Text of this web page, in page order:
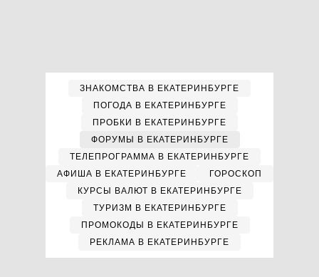
ЗНАКОМСТВА В ЕКАТЕРИНБУРГЕ
ПОГОДА В ЕКАТЕРИНБУРГЕ
ПРОБКИ В ЕКАТЕРИНБУРГЕ
ФОРУМЫ В ЕКАТЕРИНБУРГЕ
ТЕЛЕПРОГРАММА В ЕКАТЕРИНБУРГЕ
АФИША В ЕКАТЕРИНБУРГЕ
ГОРОСКОП
КУРСЫ ВАЛЮТ В ЕКАТЕРИНБУРГЕ
ТУРИЗМ В ЕКАТЕРИНБУРГЕ
ПРОМОКОДЫ В ЕКАТЕРИНБУРГЕ
РЕКЛАМА В ЕКАТЕРИНБУРГЕ